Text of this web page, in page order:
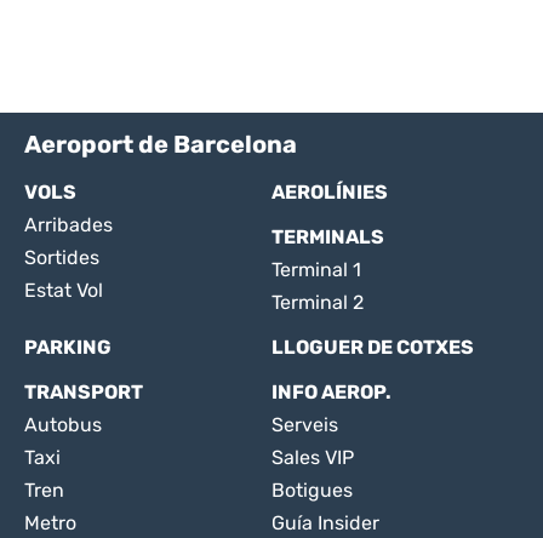
Aeroport de Barcelona
VOLS
Arribades
Sortides
Estat Vol
AEROLÍNIES
TERMINALS
Terminal 1
Terminal 2
PARKING
LLOGUER DE COTXES
TRANSPORT
Autobus
Taxi
Tren
Metro
INFO AEROP.
Serveis
Sales VIP
Botigues
Guía Insider